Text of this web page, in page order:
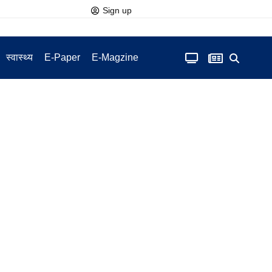
Sign up
स्वास्थ्य E-Paper E-Magzine